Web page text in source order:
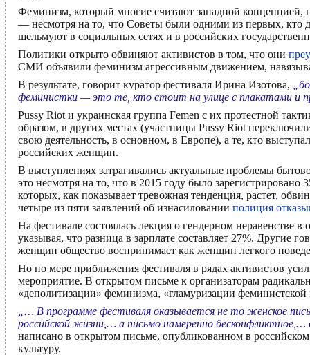
Феминизм, который многие считают западной концепцией,
— несмотря на то, что Советы были одними из первых, кто
шельмуют в социальных сетях и в российских
Политики открыто обвиняют активистов в том, что они
СМИ объявили феминизм агрессивным движением,
В результате, говорит куратор фестиваля Ирина Изотова,
феминистки — это те, кто стоит на улице с плакатами и
Pussy Riot и украинская группа Femen с их протестной
образом, в других местах (участницы Pussy Riot
свою деятельность, в основном, в Европе), а те, кто
российских женщин.
В выступлениях затрагивались актуальные проблемы
это несмотря на то, что в 2015 году было зарегистрировано
которых, как показывает тревожная тенденция, растет,
четыре из пяти заявлений об изнасиловании полиция
На фестивале состоялась лекция о гендерном неравенстве
указывая, что разница в зарплате составляет 27%. Другие
женщин общество воспринимает как женщин легкого
Но по мере приближения фестиваля в рядах активистов
мероприятие. В открытом письме к организаторам
«деполитизации» феминизма, «гламуризации феминистской
„… В программе фестиваля оказывается не то женское
российской жизни,… а письмо намеренно
написано в открытом письме, опубликованном в
культуру.